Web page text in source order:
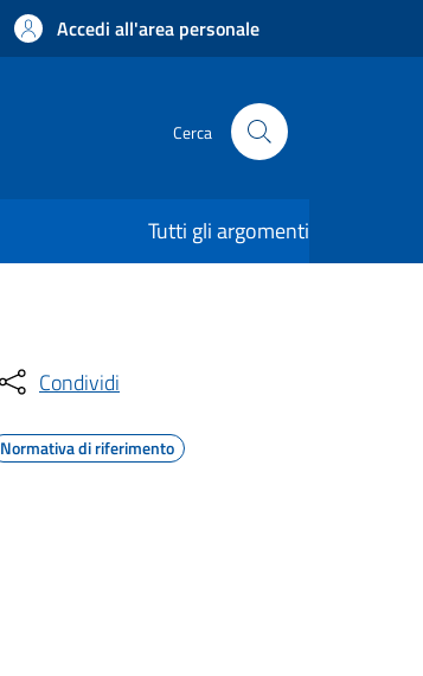
Accedi all'area personale
Cerca
Tutti gli argomenti
Condividi
Normativa di riferimento